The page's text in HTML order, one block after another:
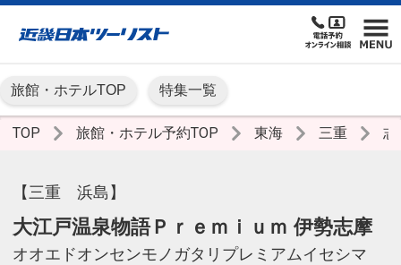
旅館・ホテルTOP 特集一覧
TOP 旅館・ホテル予約TOP 東海 三重 志
【三重 浜島】
大江戸温泉物語Ｐｒｅｍｉｕｍ 伊勢志摩
オオエドオンセンモノガタリプレミアムイセシマ